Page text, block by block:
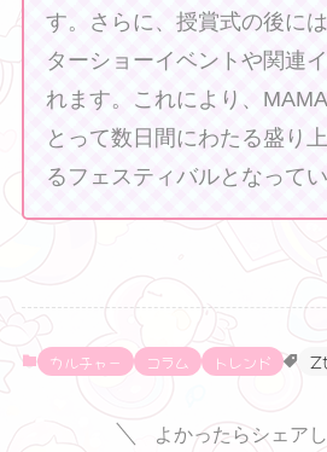
す。さらに、授賞式の後に
ターショーイベントや関連
れます。これにより、
とって数日間にわたる盛り
るフェスティバルとなってい
カルチャー コラム トレンド Z
よかったらシェアし